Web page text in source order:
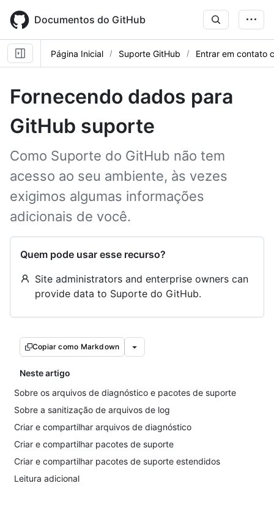
main
content
Documentos do GitHub
Página Inicial Suporte GitHub Entrar em contato
Fornecendo dados para
GitHub suporte
Como Suporte do GitHub não tem
acesso ao seu ambiente, às vezes
exigimos algumas informações
adicionais de você.
Quem pode usar esse recurso?
Site administrators and enterprise owners can
provide data to Suporte do GitHub.
Copiar como Markdown
Neste artigo
Sobre os arquivos de diagnóstico e pacotes de suporte
Sobre a sanitização de arquivos de log
Criar e compartilhar arquivos de diagnóstico
Criar e compartilhar pacotes de suporte
Criar e compartilhar pacotes de suporte estendidos
Leitura adicional